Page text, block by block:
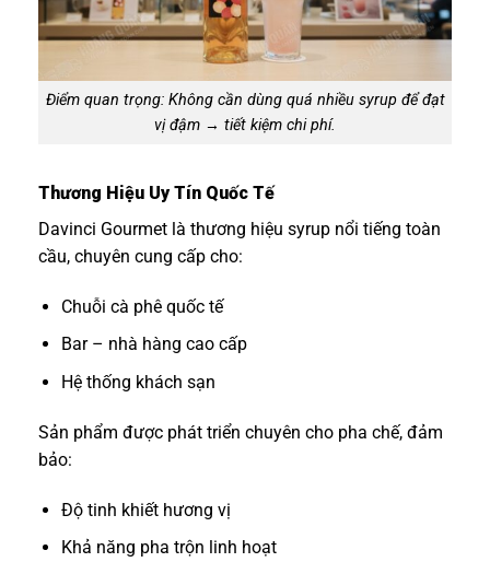
Điểm quan trọng: Không cần dùng quá nhiều syrup để đạt
vị đậm → tiết kiệm chi phí.
Thương Hiệu Uy Tín Quốc Tế
Davinci Gourmet là thương hiệu syrup nổi tiếng toàn
cầu, chuyên cung cấp cho:
Chuỗi cà phê quốc tế
Bar – nhà hàng cao cấp
Hệ thống khách sạn
Sản phẩm được phát triển chuyên cho pha chế, đảm
bảo:
Độ tinh khiết hương vị
Khả năng pha trộn linh hoạt